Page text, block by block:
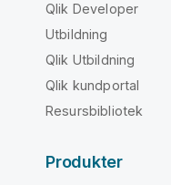
Qlik Developer
Utbildning
Qlik Utbildning
Qlik kundportal
Resursbibliotek
Produkter